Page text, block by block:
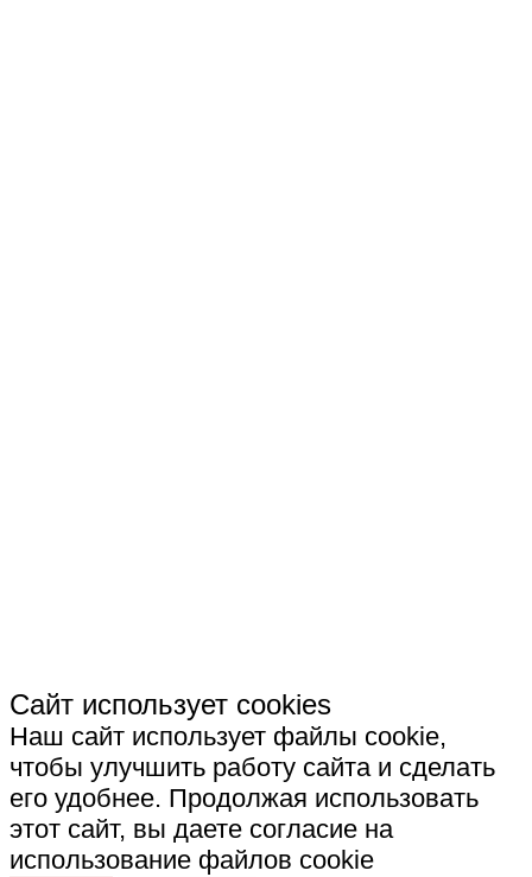
Сайт использует cookies
Наш сайт использует файлы cookie,
чтобы улучшить работу сайта и сделать
его удобнее. Продолжая использовать
этот сайт, вы даете согласие на
использование файлов cookie